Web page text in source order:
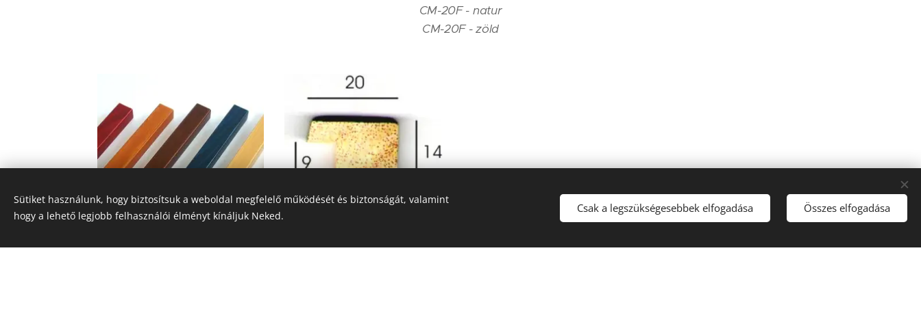
CM-20F - natur
CM-20F - zöld
Sütiket használunk, hogy biztosítsuk a weboldal megfelelő működését és biztonságát, valamint
hogy a lehető legjobb felhasználói élményt kínáljuk Neked.
Csak a legszükségesebbek elfogadása Összes elfogadása